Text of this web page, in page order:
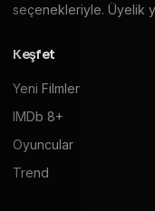
seçenekleriyle. Üyelik
Keşfet
Yeni Filmler
IMDb 8+
Oyuncular
Trend